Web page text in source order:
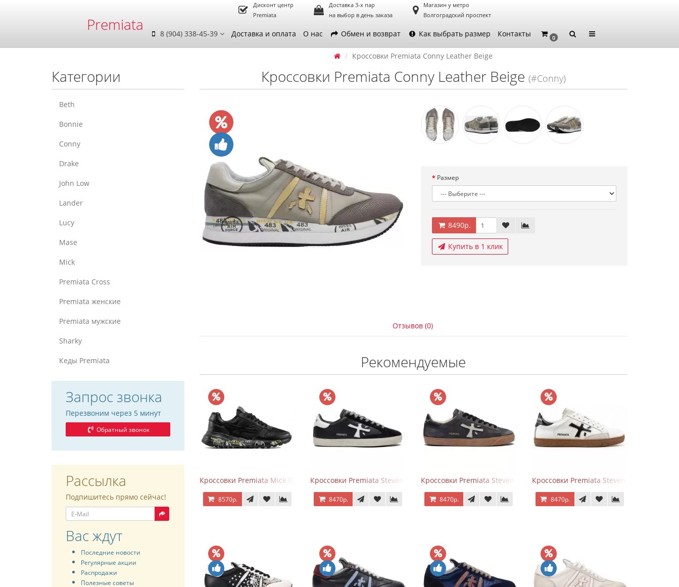
Premiata
Дисконт центр
Premiata
Доставка 3-х пар
на выбор в день заказа
Магазин у метро
Волгоградский проспект
8 (904) 338-45-39 Доставка и оплата О нас Обмен и возврат Как выбрать размер Контакты 0
Категории
Beth
Bonnie
Conny
Drake
John Low
Lander
Lucy
Mase
Mick
Premiata Cross
Premiata женские
Premiata мужские
Sharky
Кеды Premiata
Запрос звонка
Перезвоним через 5 минут
Обратный звонок
Рассылка
Подпишитесь прямо сейчас!
Вас ждут
Последние новости
Регулярные акции
Распродажи
Полезные советы
Кроссовки Premiata Conny Leather Beige
Кроссовки Premiata Conny Leather Beige (#Conny)
Размер
8490р.
Купить в 1 клик
Отзывов (0)
Рекомендуемые
Кроссовки Premiata Mick Black
8570р.
Кроссовки Premiata Steven Black White
8470р.
Кроссовки Premiata Steven Black Graphite
8470р.
Кроссовки Premiata Steven White Black
8470р.